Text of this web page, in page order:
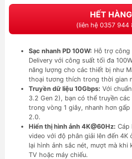
HẾT HÀNG
(liên hệ 0357 944
Sạc nhanh PD 100W: Hỗ trợ công
Delivery với công suất tối đa
năng lượng cho các thiết bị như
thoại tương thích trong thời gian
Truyền dữ liệu 10Gbps: Với chuẩn
3.2 Gen 2), bạn có thể truyền
trong vòng 1 giây, nhanh hơn gấp
2.0.
Hiển thị hình ảnh 4K@60Hz: Cáp
video với độ phân giải lên đến 4K
lại hình ảnh sắc nét, mượt mà khi
TV hoặc máy chiếu.